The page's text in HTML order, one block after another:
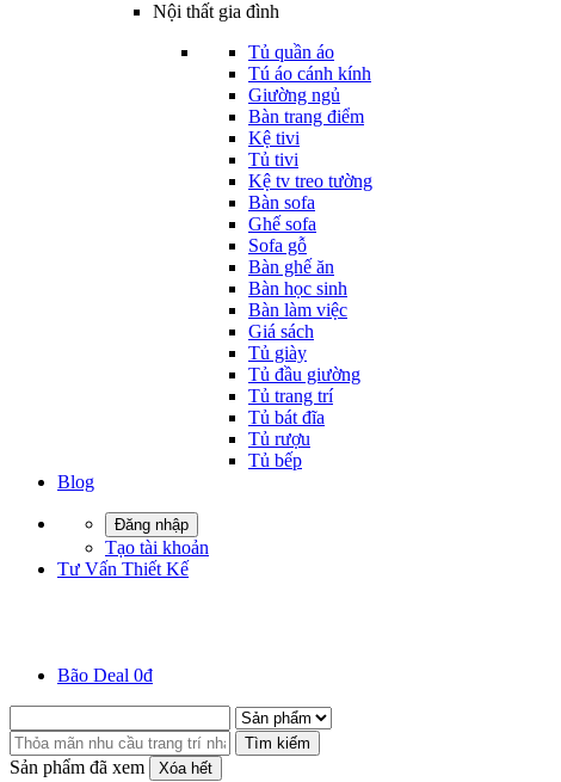
Nội thất gia đình
Tủ quần áo
Tú áo cánh kính
Giường ngủ
Bàn trang điểm
Kệ tivi
Tủ tivi
Kệ tv treo tường
Bàn sofa
Ghế sofa
Sofa gỗ
Bàn ghế ăn
Bàn học sinh
Bàn làm việc
Giá sách
Tủ giày
Tủ đầu giường
Tủ trang trí
Tủ bát đĩa
Tủ rượu
Tủ bếp
Blog
Đăng nhập
Tạo tài khoản
Tư Vấn Thiết Kế
Bão Deal 0đ
Tìm kiếm
Sản phẩm đã xem Xóa hết